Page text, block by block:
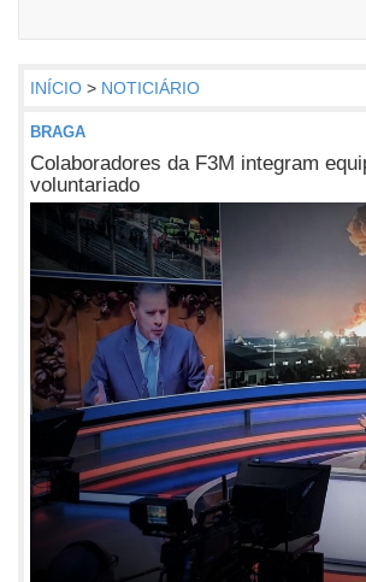
INÍCIO > NOTICIÁRIO
BRAGA
Colaboradores da F3M integram
voluntariado